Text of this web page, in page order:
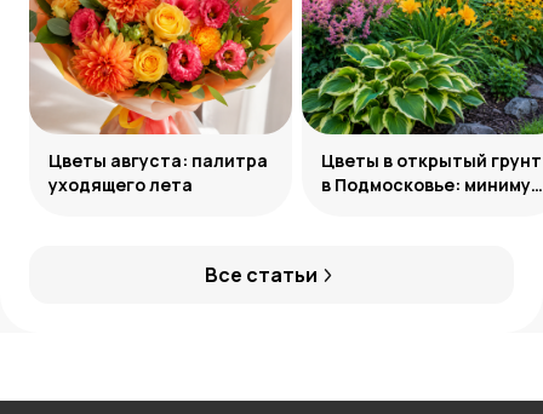
Все статьи
Цветы августа: палитра
уходящего лета
Цветы в открытый грунт
в Подмосковье: минимум